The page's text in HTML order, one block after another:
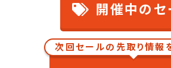
開催中のセ
次回セールの先取り情報